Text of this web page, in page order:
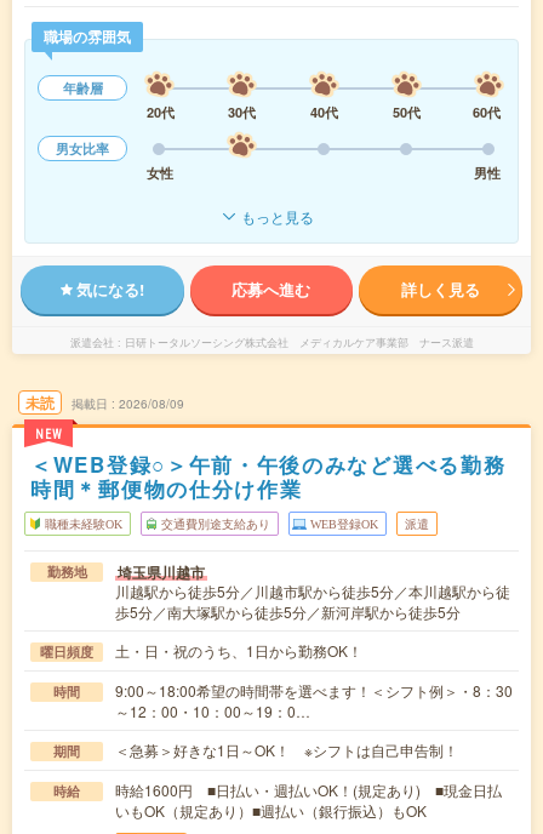
職場の雰囲気
年齢層
20代
30代 40代 50代
60代
男女比率
女性
男性
もっと見る
気になる! 応募へ進む 詳しく見る
派遣会社 日研トータルソーシング株式会社 メディカルケア事業部 ナース派遣
未読
NEW
掲載日 2026/08/09
＜WEB登録○＞午前・午後のみなど選べる勤務
時間＊郵便物の仕分け作業
職種未経験OK 交通費別途支給あり WEB登録OK 派遣
勤務地 埼玉県川越市
川越駅から徒歩5分／川越市駅から徒歩5分／本川越駅から徒
歩5分／南大塚駅から徒歩5分／新河岸駅から徒歩5分
曜日頻度 土・日・祝のうち、1日から勤務OK！
時間
9:00～18:00希望の時間帯を選べます！＜シフト例＞・8：30
～12：00・10：00～19：0…
期間 ＜急募＞好きな1日～OK！ ※シフトは自己申告制！
時給
時給1600円 ■日払い・週払いOK！(規定あり) ■現金日払
いもOK（規定あり）■週払い（銀行振込）もOK